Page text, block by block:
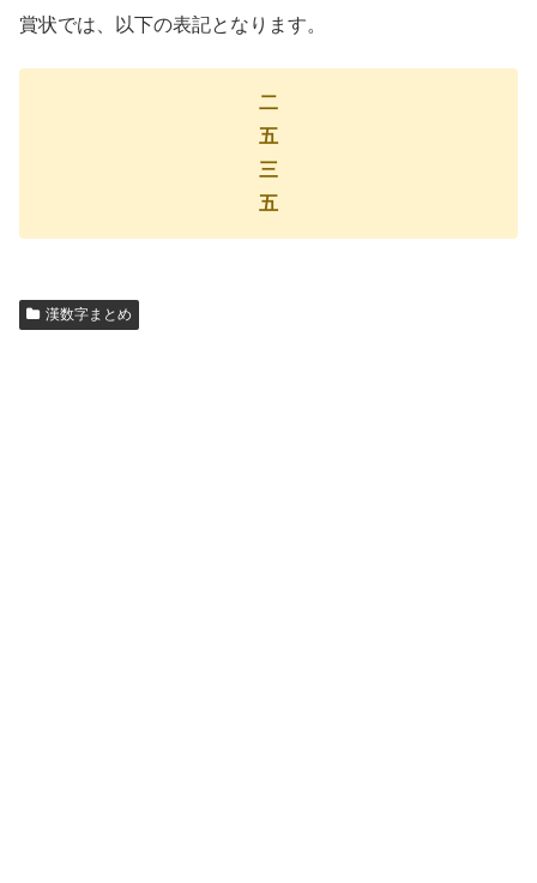
賞状では、以下の表記となります。
二
五
三
五
漢数字まとめ